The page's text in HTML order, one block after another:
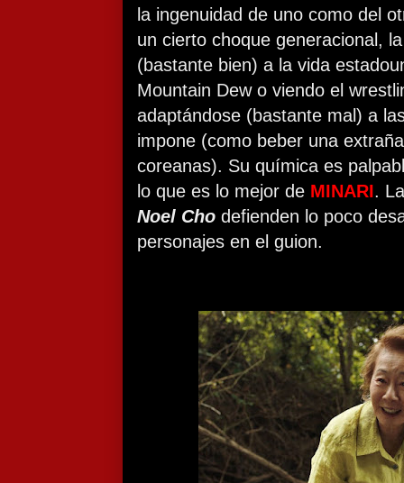
la ingenuidad de uno como del
un cierto choque generacional,
(bastante bien) a la vida
Mountain Dew o viendo el
adaptándose (bastante mal) a
impone (como beber una
coreanas). Su química es
lo que es lo mejor de MINARI.
Noel Cho defienden lo poco
personajes en el guion.